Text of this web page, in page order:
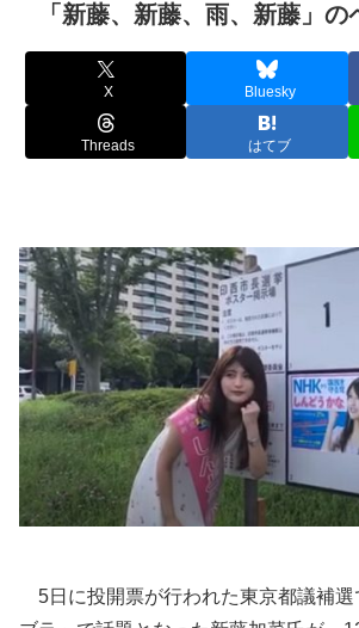
「新藤、新藤、雨、新藤」の
X Bluesky
Threads はてブ
5日に投開票が行われた東京都議補選